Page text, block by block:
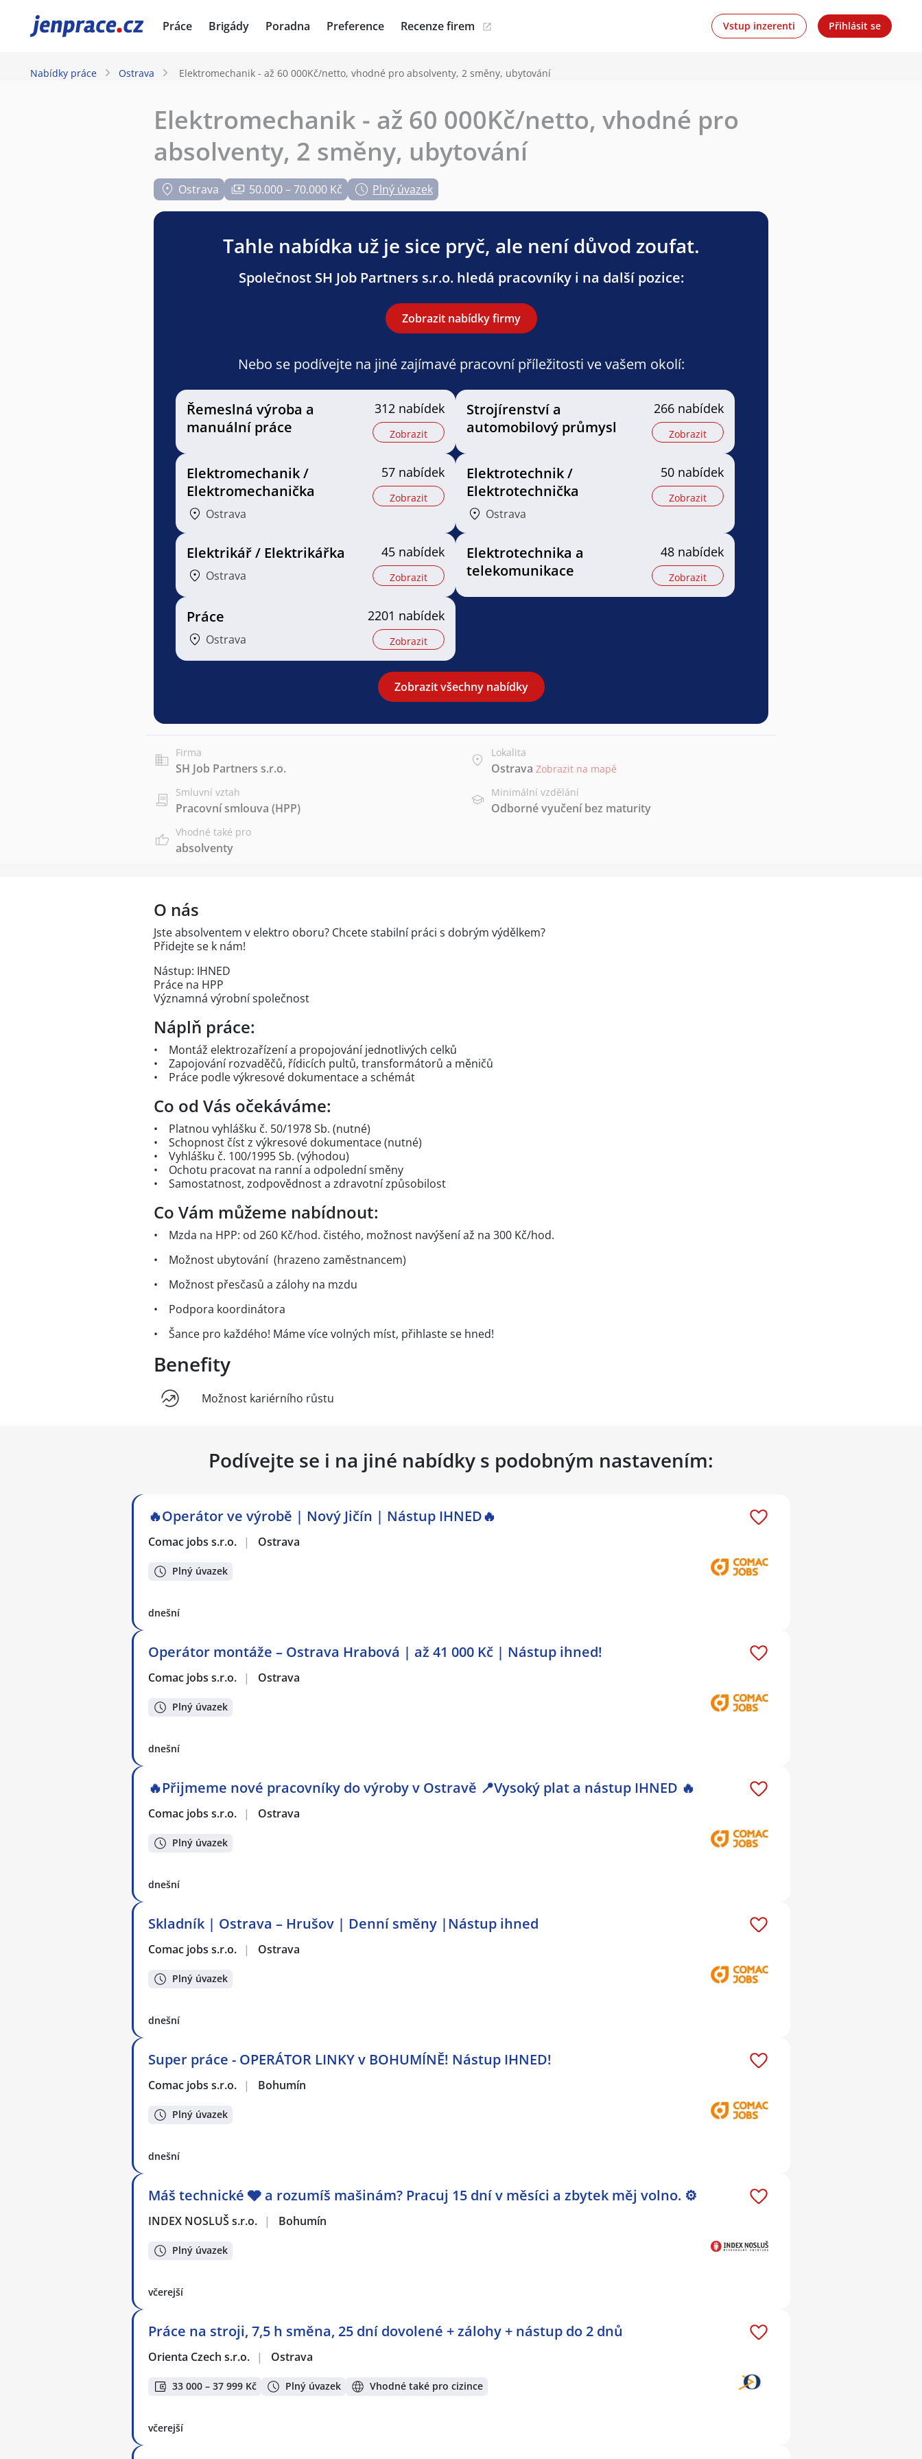
JenPráce.cz Práce Brigády Poradna Preference Recenze firem Vstup inzerenti Přihlásit se
Nabídky práce Ostrava Elektromechanik - až 60 000Kč/netto, vhodné pro absolventy, 2 směny, ubytování
Elektromechanik - až 60 000Kč/netto, vhodné pro
absolventy, 2 směny, ubytování
Ostrava 50.000 – 70.000 Kč Plný úvazek
Tahle nabídka už je sice pryč, ale není důvod zoufat.
Společnost SH Job Partners s.r.o. hledá pracovníky i na další pozice:
Zobrazit nabídky firmy
Nebo se podívejte na jiné zajímavé pracovní příležitosti ve vašem okolí:
Řemeslná výroba a
manuální práce
312 nabídek
Zobrazit
Strojírenství a
automobilový průmysl
266 nabídek
Zobrazit
Elektromechanik /
Elektromechanička
Ostrava
57 nabídek
Zobrazit
Elektrotechnik /
Elektrotechnička
Ostrava
50 nabídek
Zobrazit
Elektrikář / Elektrikářka
Ostrava
45 nabídek
Zobrazit
Elektrotechnika a
telekomunikace
48 nabídek
Zobrazit
Práce
Ostrava
2201 nabídek
Zobrazit
Zobrazit všechny nabídky
Firma
SH Job Partners s.r.o.
Lokalita
Ostrava Zobrazit na mapě
Smluvní vztah
Pracovní smlouva (HPP)
Minimální vzdělání
Odborné vyučení bez maturity
Vhodné také pro
absolventy
O nás
Jste absolventem v elektro oboru? Chcete stabilní práci s dobrým výdělkem?
Přidejte se k nám!
Nástup: IHNED
Práce na HPP
Významná výrobní společnost
Náplň práce:
• Montáž elektrozařízení a propojování jednotlivých celků
• Zapojování rozvaděčů, řídicích pultů, transformátorů a měničů
• Práce podle výkresové dokumentace a schémát
Co od Vás očekáváme:
• Platnou vyhlášku č. 50/1978 Sb. (nutné)
• Schopnost číst z výkresové dokumentace (nutné)
• Vyhlášku č. 100/1995 Sb. (výhodou)
• Ochotu pracovat na ranní a odpolední směny
• Samostatnost, zodpovědnost a zdravotní způsobilost
Co Vám můžeme nabídnout:
• Mzda na HPP: od 260 Kč/hod. čistého, možnost navýšení až na 300 Kč/hod.
• Možnost ubytování (hrazeno zaměstnancem)
• Možnost přesčasů a zálohy na mzdu
• Podpora koordinátora
• Šance pro každého! Máme více volných míst, přihlaste se hned!
Benefity
Možnost kariérního růstu
Podívejte se i na jiné nabídky s podobným nastavením:
🔥Operátor ve výrobě | Nový Jičín | Nástup IHNED🔥
Comac jobs s.r.o. | Ostrava
Plný úvazek
dnešní
Operátor montáže – Ostrava Hrabová | až 41 000 Kč | Nástup ihned!
Comac jobs s.r.o. | Ostrava
Plný úvazek
dnešní
🔥Přijmeme nové pracovníky do výroby v Ostravě 📍Vysoký plat a nástup IHNED 🔥
Comac jobs s.r.o. | Ostrava
Plný úvazek
dnešní
Skladník | Ostrava – Hrušov | Denní směny |Nástup ihned
Comac jobs s.r.o. | Ostrava
Plný úvazek
dnešní
Super práce - OPERÁTOR LINKY v BOHUMÍNĚ! Nástup IHNED!
Comac jobs s.r.o. | Bohumín
Plný úvazek
dnešní
Máš technické 🩶 a rozumíš mašinám? Pracuj 15 dní v měsíci a zbytek měj volno. ⚙
INDEX NOSLUŠ s.r.o. | Bohumín
Plný úvazek
včerejší
Práce na stroji, 7,5 h směna, 25 dní dovolené + zálohy + nástup do 2 dnů
Orienta Czech s.r.o. | Ostrava
33 000 – 37 999 Kč Plný úvazek Vhodné také pro cizince
včerejší